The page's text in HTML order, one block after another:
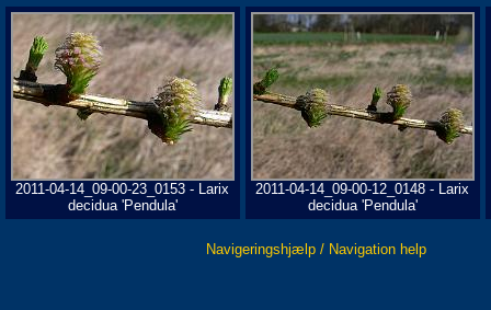
2011-04-14_09-00-23_0153 - Larix
decidua 'Pendula'
2011-04-14_09-00-12_0148 - Larix
decidua 'Pendula'
Navigeringshjælp / Navigation help